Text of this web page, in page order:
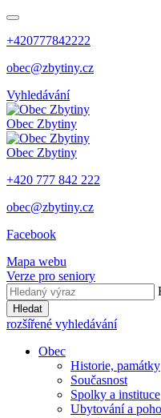
+420777842222
obec@zbytiny.cz
Vyhledávání
Obec Zbytiny
Obec Zbytiny
+420 777 842 222
obec@zbytiny.cz
Facebook
Mapa webu
Verze pro seniory
Hledat
rozšířené vyhledávání
Obec
Historie, památky
Současnost
Spolky a instituce
Ubytování a